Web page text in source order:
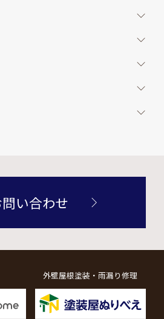
い合わせ
外壁屋根塗装・雨漏り修理